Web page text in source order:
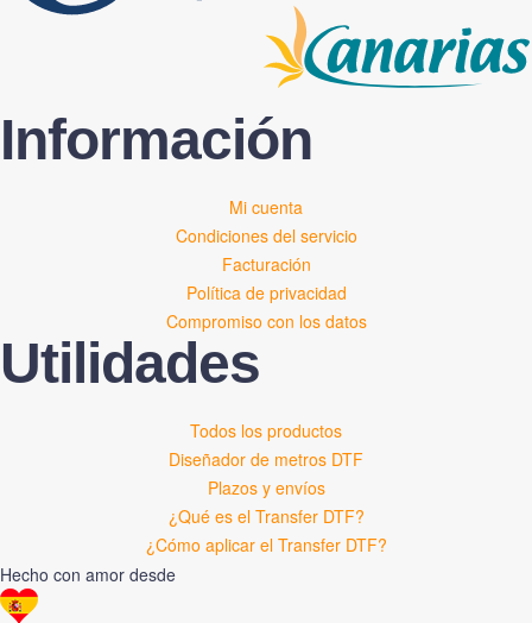
Información
Mi cuenta
Condiciones del servicio
Facturación
Política de privacidad
Compromiso con los datos
Utilidades
Todos los productos
Diseñador de metros DTF
Plazos y envíos
¿Qué es el Transfer DTF?
¿Cómo aplicar el Transfer DTF?
Hecho con amor desde